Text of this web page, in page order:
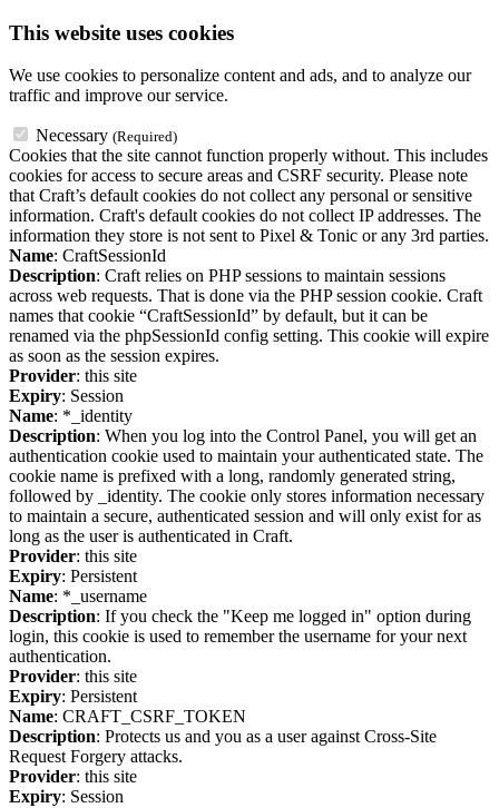
This website uses cookies
We use cookies to personalize content and ads, and to analyze our
traffic and improve our service.
Necessary (Required)
Cookies that the site cannot function properly without. This includes
cookies for access to secure areas and CSRF security. Please note
that Craft’s default cookies do not collect any personal or sensitive
information. Craft's default cookies do not collect IP addresses. The
information they store is not sent to Pixel & Tonic or any 3rd parties.
Name: CraftSessionId
Description: Craft relies on PHP sessions to maintain sessions
across web requests. That is done via the PHP session cookie. Craft
names that cookie “CraftSessionId” by default, but it can be
renamed via the phpSessionId config setting. This cookie will expire
as soon as the session expires.
Provider: this site
Expiry: Session
Name: *_identity
Description: When you log into the Control Panel, you will get an
authentication cookie used to maintain your authenticated state. The
cookie name is prefixed with a long, randomly generated string,
followed by _identity. The cookie only stores information necessary
to maintain a secure, authenticated session and will only exist for as
long as the user is authenticated in Craft.
Provider: this site
Expiry: Persistent
Name: *_username
Description: If you check the "Keep me logged in" option during
login, this cookie is used to remember the username for your next
authentication.
Provider: this site
Expiry: Persistent
Name: CRAFT_CSRF_TOKEN
Description: Protects us and you as a user against Cross-Site
Request Forgery attacks.
Provider: this site
Expiry: Session